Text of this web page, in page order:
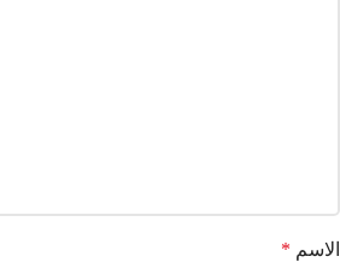
الاسم *